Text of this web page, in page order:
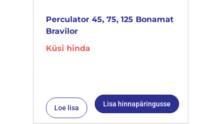
Perculator 45, 75, 125 Bonamat
Bravilor
Küsi hinda
Loe lisa Lisa hinnapäringusse